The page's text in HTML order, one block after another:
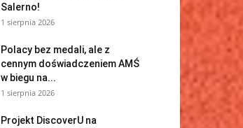
Salerno!
1 sierpnia 2026
Polacy bez medali, ale z
cennym doświadczeniem AMŚ
w biegu na...
1 sierpnia 2026
Projekt DiscoverU na